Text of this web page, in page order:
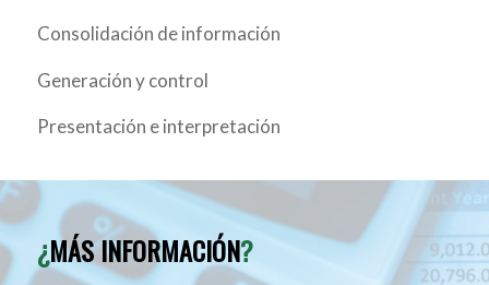
Consolidación de información
Generación y control
Presentación e interpretación
¿MÁS INFORMACIÓN?